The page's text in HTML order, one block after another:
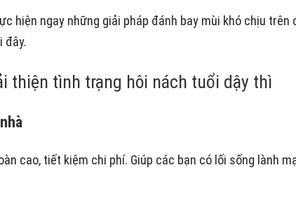
hiện ngay những giải pháp đánh bay mùi khó chịu trên
đây.
thiện tình trạng hôi nách tuổi dậy thì
cao, tiết kiệm chi phí. Giúp các bạn có lối sống lành